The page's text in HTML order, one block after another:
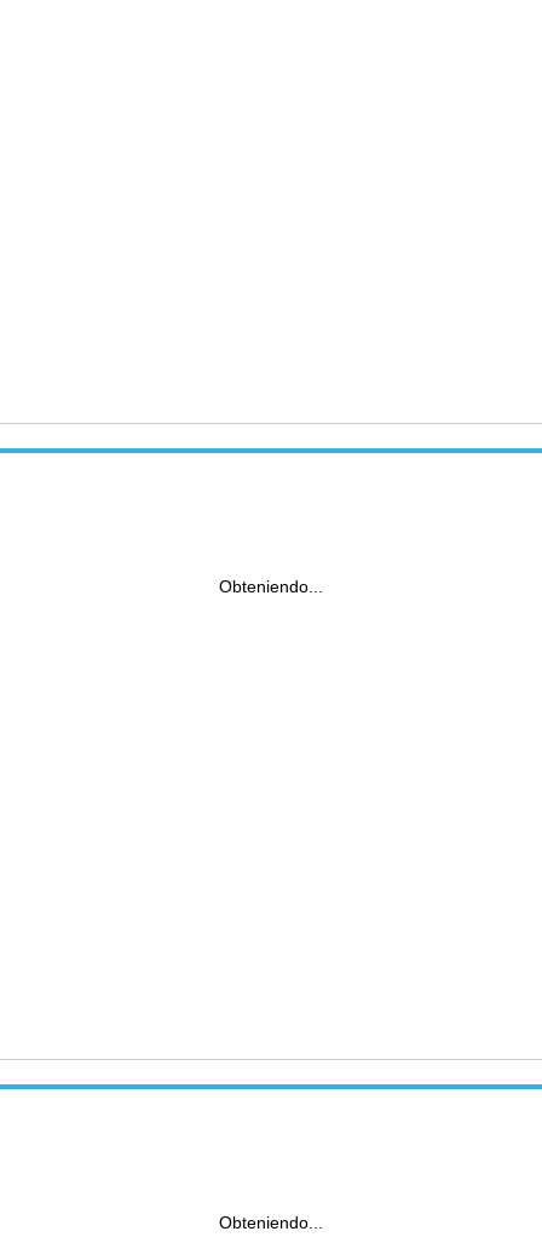
Obteniendo...
Obteniendo...